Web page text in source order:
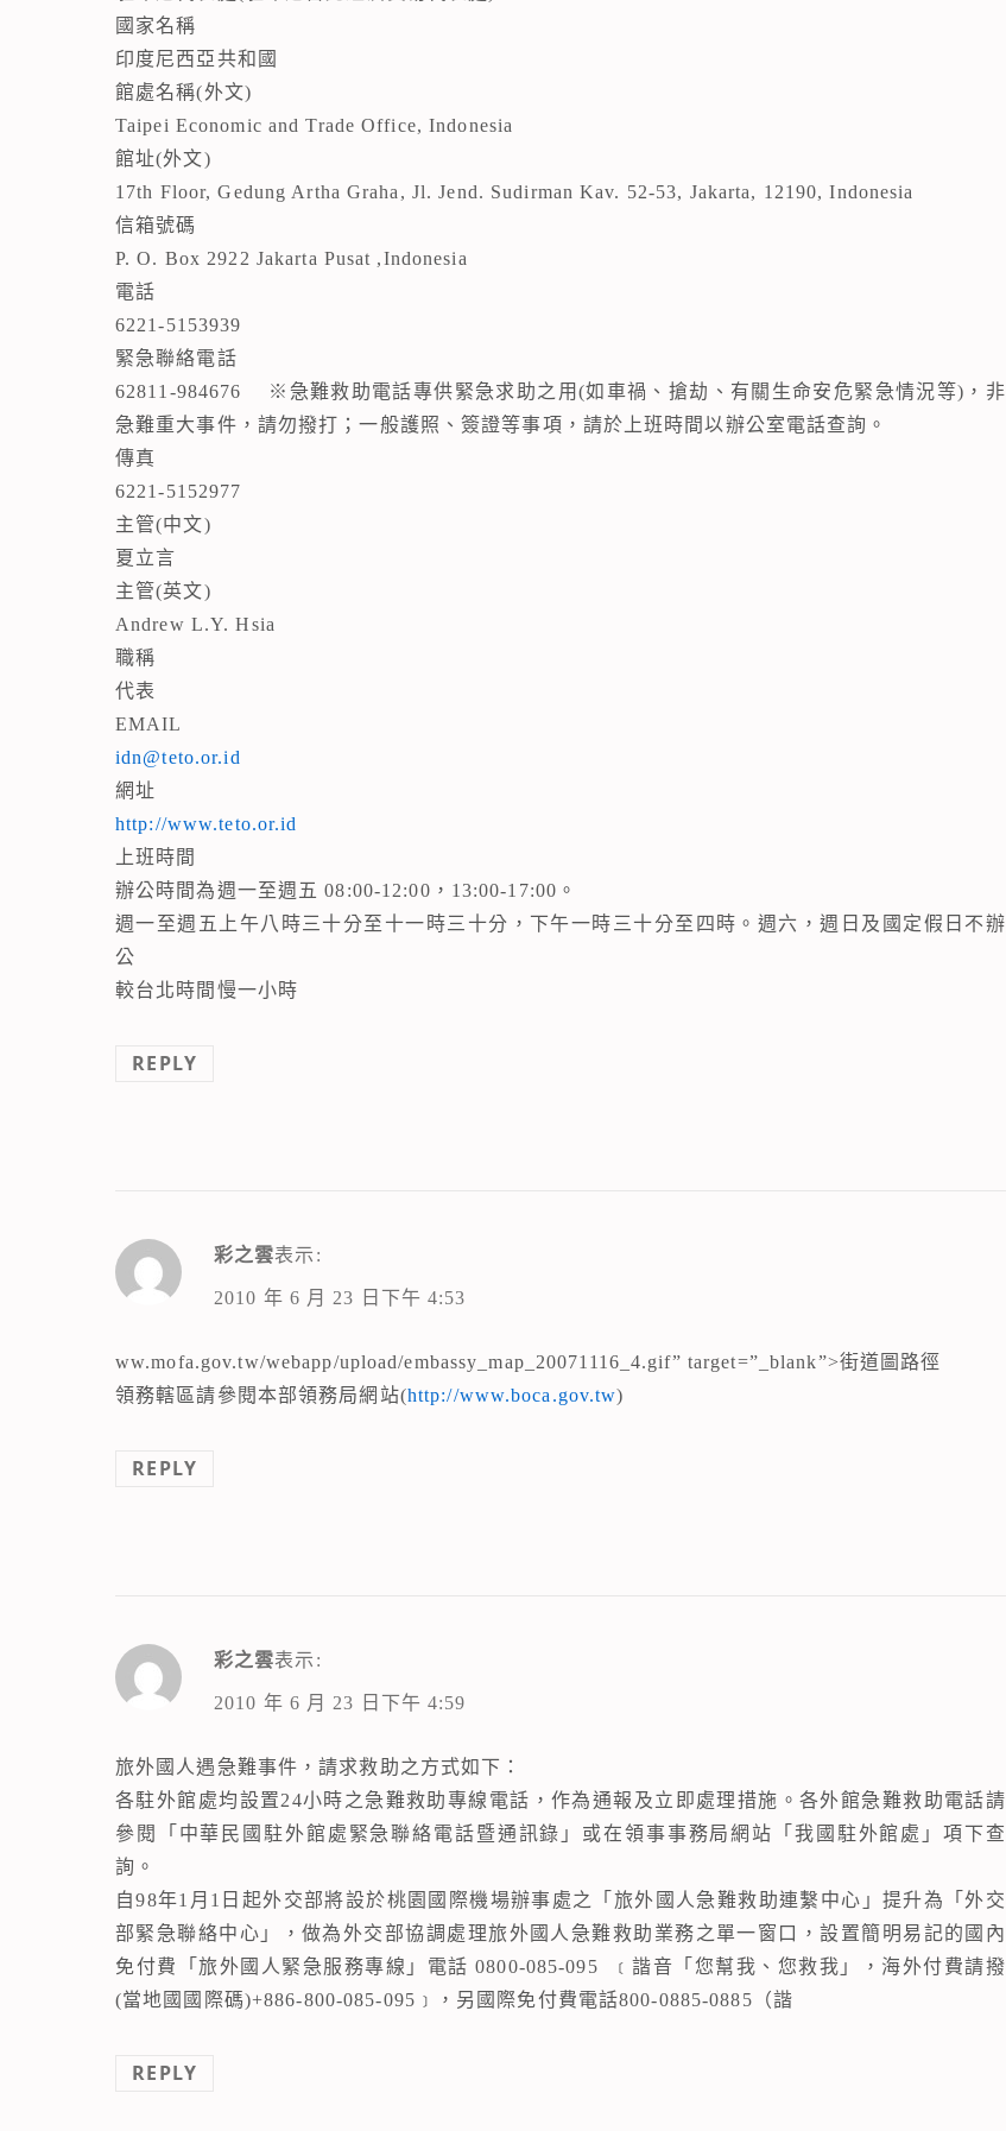
國家名稱
印度尼西亞共和國
館處名稱(外文)
Taipei Economic and Trade Office, Indonesia
館址(外文)
17th Floor, Gedung Artha Graha, Jl. Jend. Sudirman Kav. 52-53, Jakarta, 12190, Indonesia
信箱號碼
P. O. Box 2922 Jakarta Pusat ,Indonesia
電話
6221-5153939
緊急聯絡電話
62811-984676 ※急難救助電話專供緊急求助之用(如車禍、搶劫、有關生命安危緊急情況等)，非
急難重大事件，請勿撥打；一般護照、簽證等事項，請於上班時間以辦公室電話查詢。
傳真
6221-5152977
主管(中文)
夏立言
主管(英文)
Andrew L.Y. Hsia
職稱
代表
EMAIL
idn@teto.or.id
網址
http://www.teto.or.id
上班時間
辦公時間為週一至週五 08:00-12:00，13:00-17:00。
週一至週五上午八時三十分至十一時三十分，下午一時三十分至四時。週六，週日及國定假日不辦
公
較台北時間慢一小時
REPLY
彩之雲表示:
2010 年 6 月 23 日下午 4:53
ww.mofa.gov.tw/webapp/upload/embassy_map_20071116_4.gif” target=”_blank”>街道圖路徑
領務轄區請參閱本部領務局網站(http://www.boca.gov.tw)
REPLY
彩之雲表示:
2010 年 6 月 23 日下午 4:59
旅外國人遇急難事件，請求救助之方式如下：
各駐外館處均設置24小時之急難救助專線電話，作為通報及立即處理措施。各外館急難救助電話請
參閱「中華民國駐外館處緊急聯絡電話暨通訊錄」或在領事事務局網站「我國駐外館處」項下查
詢。
自98年1月1日起外交部將設於桃園國際機場辦事處之「旅外國人急難救助連繫中心」提升為「外交
部緊急聯絡中心」，做為外交部協調處理旅外國人急難救助業務之單一窗口，設置簡明易記的國內
免付費「旅外國人緊急服務專線」電話 0800-085-095 ﹝諧音「您幫我、您救我」，海外付費請撥
(當地國國際碼)+886-800-085-095﹞，另國際免付費電話800-0885-0885（諧
REPLY